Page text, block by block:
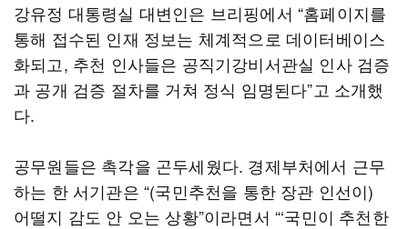
강유정 대통령실 대변인은 브리핑에서 “홈페이지를
통해 접수된 인재 정보는 체계적으로 데이터베이스
화되고, 추천 인사들은 공직기강비서관실 인사 검증
과 공개 검증 절차를 거쳐 정식 임명된다”고 소개했
다.
공무원들은 촉각을 곤두세웠다. 경제부처에서 근무
하는 한 서기관은 “(국민추천을 통한 장관 인선이)
어떨지 감도 안 오는 상황”이라면서 “‘국민이 추천한